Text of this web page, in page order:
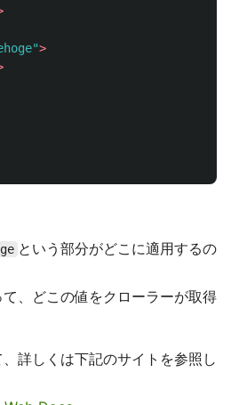
>
という部分がどこに適用するの
、どこの値をクローラーが取得
詳しくは下記のサイトを参照し